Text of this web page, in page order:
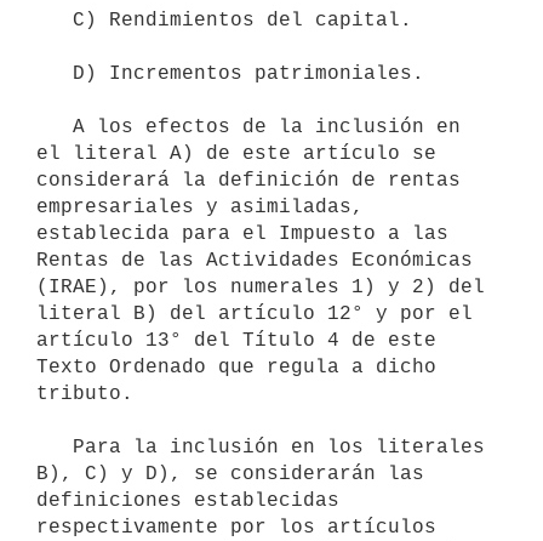
el literal A) de este artículo se
considerará la definición de rentas
empresariales y asimiladas,
establecida para el Impuesto a las
Rentas de las Actividades Económicas
(IRAE), por los numerales 1) y 2) del
literal B) del artículo 12° y por el
artículo 13° del Título 4 de este
Texto Ordenado que regula a dicho
tributo.
B), C) y D), se considerarán las
definiciones establecidas
respectivamente por los artículos